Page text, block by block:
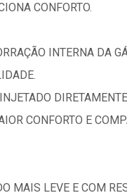
CONFORTO.
INTERNA DA
CONFORTO E
MAIS LEVE E COM